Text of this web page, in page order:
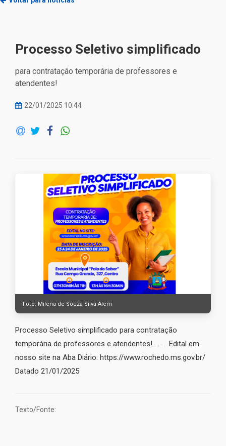
Processo Seletivo simplificado
para contratação temporária de professores e
atendentes!
22/01/2025 10:44
Foto: Milena de Souza Silva Alem
Processo Seletivo simplificado para contratação
temporária de professores e atendentes! . . . Edital em
nosso site na Aba Diário: https://www.rochedo.ms.gov.br/
Datado 21/01/2025
Texto/Fonte: